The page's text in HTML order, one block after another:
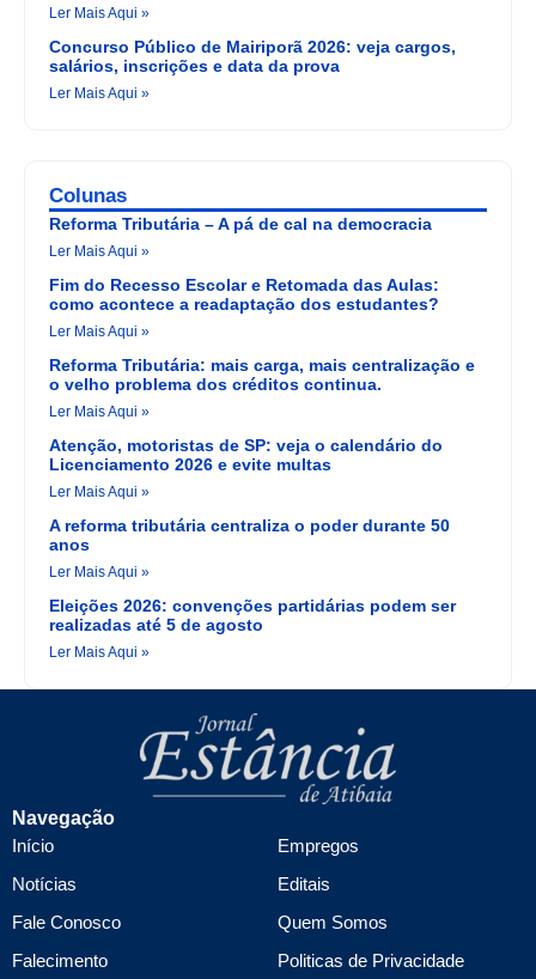
Ler Mais Aqui »
Concurso Público de Mairiporã 2026: veja cargos,
salários, inscrições e data da prova
Ler Mais Aqui »
Colunas
Reforma Tributária – A pá de cal na democracia
Ler Mais Aqui »
Fim do Recesso Escolar e Retomada das Aulas:
como acontece a readaptação dos estudantes?
Ler Mais Aqui »
Reforma Tributária: mais carga, mais centralização e
o velho problema dos créditos continua.
Ler Mais Aqui »
Atenção, motoristas de SP: veja o calendário do
Licenciamento 2026 e evite multas
Ler Mais Aqui »
A reforma tributária centraliza o poder durante 50
anos
Ler Mais Aqui »
Eleições 2026: convenções partidárias podem ser
realizadas até 5 de agosto
Ler Mais Aqui »
Navegação
Início
Notícias
Fale Conosco
Falecimento
Empregos
Editais
Quem Somos
Politicas de Privacidade